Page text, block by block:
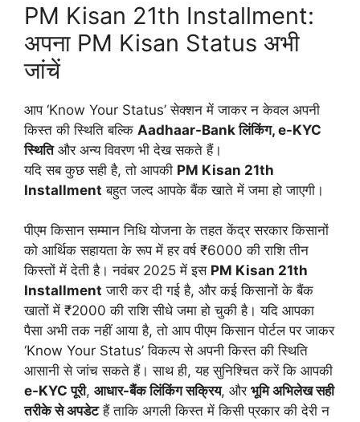
PM Kisan 21th Installment:
अपना PM Kisan Status अभी
जांचें
आप ‘Know Your Status’ सेक्शन में जाकर न केवल अपनी
किस्त की स्थिति बल्कि Aadhaar-Bank लिंकिंग, e-KYC
स्थितिऔर अन्य विवरण भी देख सकते हैं।
यदि सब कुछ सही है, तो आपकी PM Kisan 21th
Installment बहुत जल्द आपके बैंक खाते में जमा हो जाएगी।
पीएम किसान सम्मान निधि योजना के तहत केंद्र सरकार किसानों
को आर्थिक सहायता के रूप में हर वर्ष ₹6000 की राशि तीन
किस्तों में देती है। नवंबर 2025 में इस PM Kisan 21th
Installment जारी कर दी गई है, और कई किसानों के बैंक
खातों में ₹2000 की राशि सीधे जमा हो चुकी है। यदि आपका
पैसा अभी तक नहीं आया है, तो आप पीएम किसान पोर्टल पर जाकर
‘Know Your Status’ विकल्प से अपनी किस्त की स्थिति
आसानी से जांच सकते हैं। साथ ही, यह सुनिश्चित करें कि आपकी
e-KYC पूरी, आधार-बैंक लिंकिंग सक्रिय, और भूमि अभिलेख सही
तरीके से अपडेटहैं ताकि अगली किस्त में किसी प्रकार की देरी न